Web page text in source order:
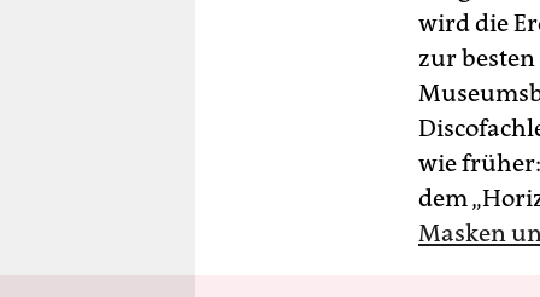
wird die
zur
wie
dem
Masken